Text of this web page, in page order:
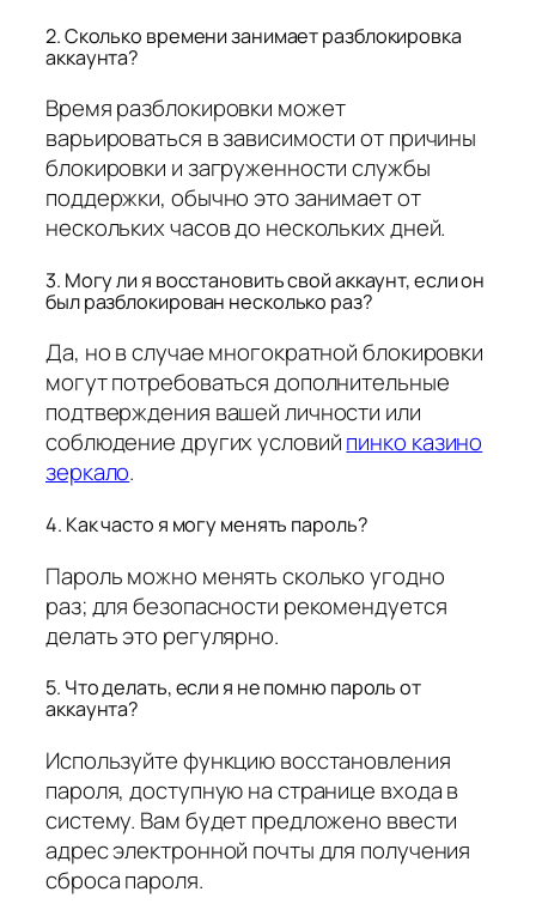
2. Сколько времени занимает разблокировка
аккаунта?
Время разблокировки может
варьироваться в зависимости от причины
блокировки и загруженности службы
поддержки, обычно это занимает от
нескольких часов до нескольких дней.
3. Могу ли я восстановить свой аккаунт, если он
был разблокирован несколько раз?
Да, но в случае многократной блокировки
могут потребоваться дополнительные
подтверждения вашей личности или
соблюдение других условийпинко казино
зеркало.
4. Как часто я могу менять пароль?
Пароль можно менять сколько угодно
раз; для безопасности рекомендуется
делать это регулярно.
5. Что делать, если я не помню пароль от
аккаунта?
Используйте функцию восстановления
пароля, доступную на странице входа в
систему. Вам будет предложено ввести
адрес электронной почты для получения
сброса пароля.